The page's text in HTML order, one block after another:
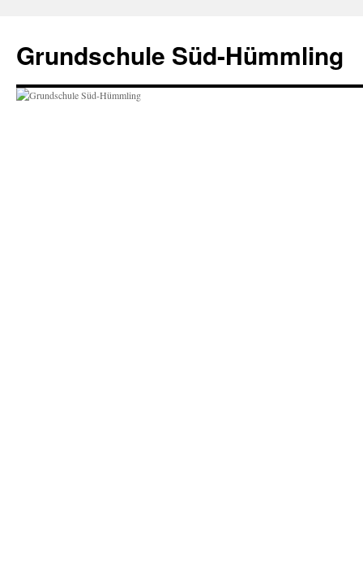
springen
Grundschule Süd-Hümmling